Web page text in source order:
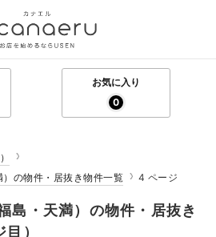
お気に入り
0
の物件・居抜き物件一覧
4 ページ
島・天満）の物件・居抜き
）